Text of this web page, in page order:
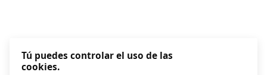
Tú puedes controlar el uso de las
cookies.